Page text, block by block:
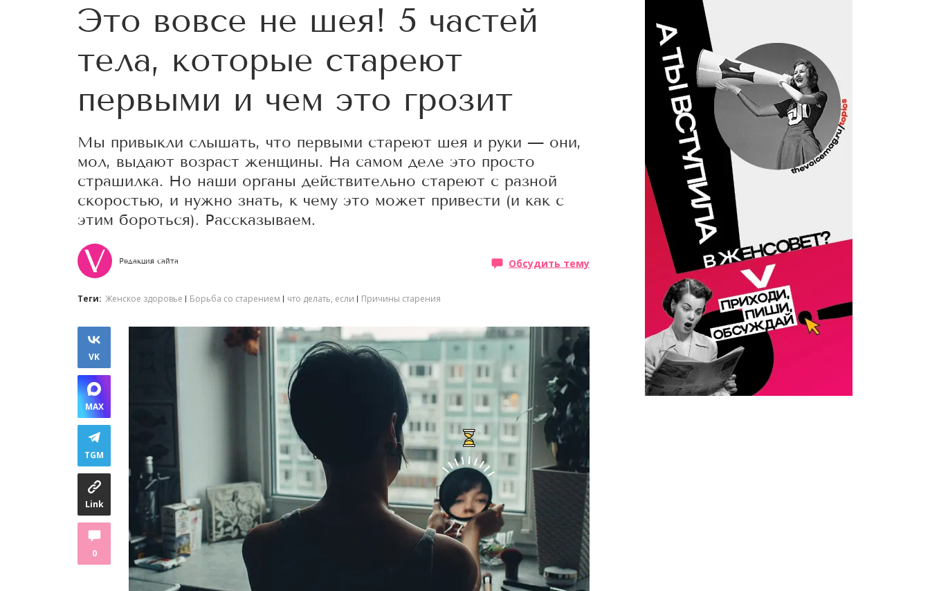
Это вовсе не шея! 5 частей
тела, которые стареют
первыми и чем это грозит
Мы привыкли слышать, что первыми стареют шея и руки — они,
мол, выдают возраст женщины. На самом деле это просто
страшилка. Но наши органы действительно стареют с разной
скоростью, и нужно знать, к чему это может привести (и как с
этим бороться). Рассказываем.
Редакция сайта Обсудить тему
Теги: Женское здоровье Борьба со старением что делать, если Причины старения
VK
MAX
TGM
Link
0